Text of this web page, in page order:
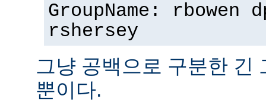
GroupName: rbowen
rshersey
그냥 공백으로 구분한 긴
뿐이다.